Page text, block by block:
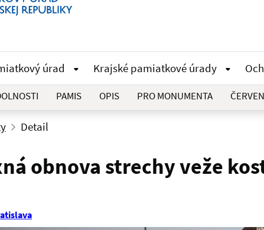
úrad Krajské pamiatkové úrady
PAMIS OPIS PRO MONUMENTA
Detail
obnova strechy veže